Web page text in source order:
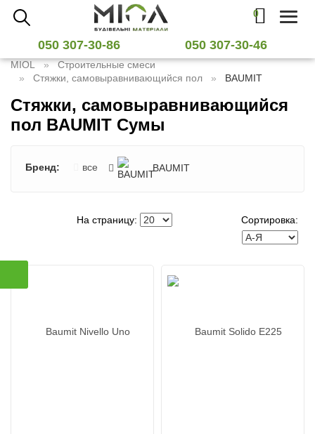
0
Toggle
050 307-30-86 050 307-30-46
MIOL
Строительные смеси
Стяжки, самовыравнивающийся пол
BAUMIT
Стяжки, самовыравнивающийся
пол BAUMIT Сумы
Бренд: все BAUMIT
На страницу: Сортировка: